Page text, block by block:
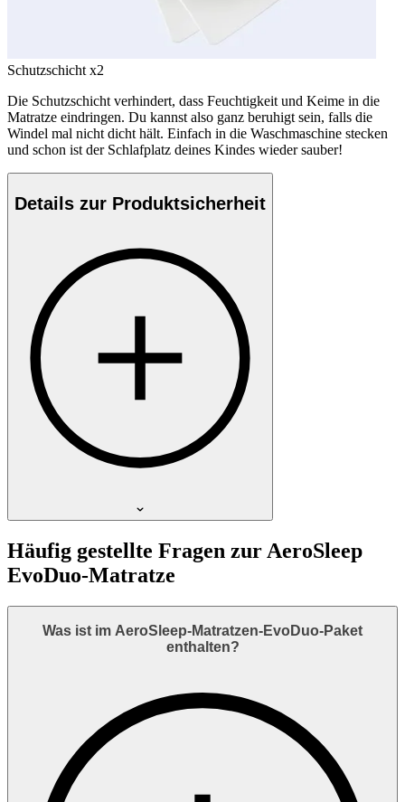
Schutzschicht x2
Die Schutzschicht verhindert, dass Feuchtigkeit und Keime in die
Matratze eindringen. Du kannst also ganz beruhigt sein, falls die
Windel mal nicht dicht hält. Einfach in die Waschmaschine stecken
und schon ist der Schlafplatz deines Kindes wieder sauber!
Details zur Produktsicherheit
Häufig gestellte Fragen zur AeroSleep
EvoDuo-Matratze
Was ist im AeroSleep-Matratzen-EvoDuo-Paket
enthalten?